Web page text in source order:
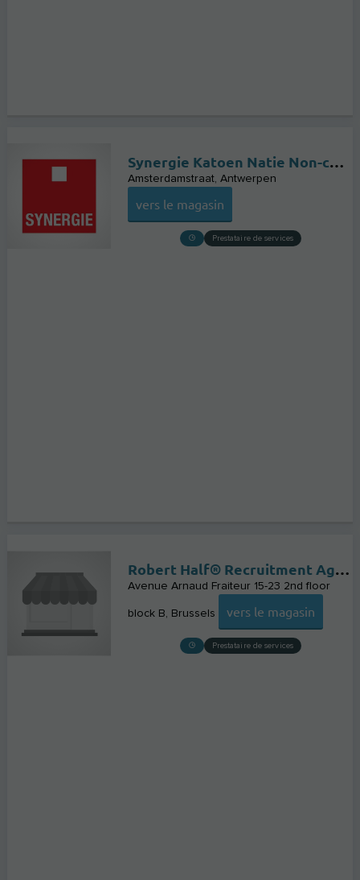
Synergie Katoen Natie Non-consumer
Amsterdamstraat Antwerpen
vers le magasin
Prestataire de services
Robert Half® Recruitment Agency / Cabinet de Recrutement
Avenue Arnaud Fraiteur 15-23 2nd floor
block B Brussels vers le magasin
Prestataire de services